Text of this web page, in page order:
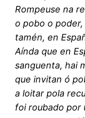
Rompeuse na
o pobo o
tamén, en
Aínda que en
sanguenta, hai
que invitan ó
a loitar pola
foi roubado por